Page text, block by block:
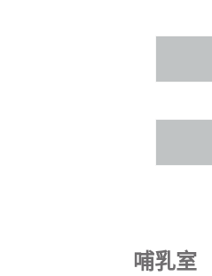
哺乳室